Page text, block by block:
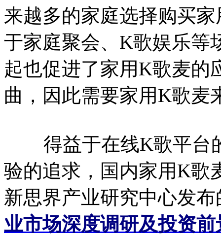
来越多的家庭选择购买
于家庭聚会、K歌娱乐等
起也促进了家用K歌麦的
曲，因此需要家用K歌麦
得益于在线K歌平台
验的追求，国内家用K歌
新思界产业研究中心发布
业市场深度调研及投资